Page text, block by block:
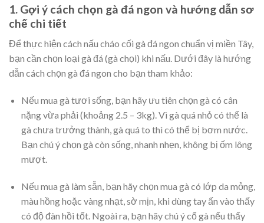
1. Gợi ý cách chọn gà đá ngon và hướng dẫn sơ
chế chi tiết
Để thực hiện cách nấu cháo cối gà đá ngon chuẩn vị miền Tây,
bạn cần chọn loại gà đá (gà chọi) khi nấu. Dưới đây là hướng
dẫn cách chọn gà đá ngon cho bạn tham khảo:
Nếu mua gà tươi sống, bạn hãy ưu tiên chọn gà có cân
nặng vừa phải (khoảng 2.5 – 3kg). Vì gà quá nhỏ có thể là
gà chưa trưởng thành, gà quá to thì có thể bị bơm nước.
Bạn chú ý chọn gà còn sống, nhanh nhẹn, không bị ốm lông
mượt.
Nếu mua gà làm sẵn, bạn hãy chọn mua gà có lớp da mỏng,
màu hồng hoặc vàng nhạt, sờ mịn, khi dùng tay ấn vào thấy
có độ đàn hồi tốt. Ngoài ra, bạn hãy chú ý cổ gà nếu thấy